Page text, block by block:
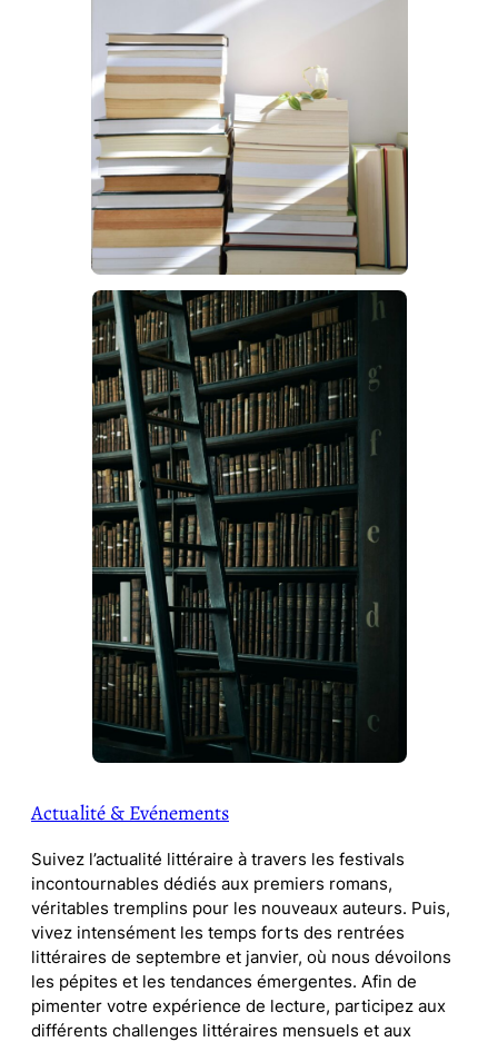
Actualité & Evénements
Suivez l’actualité littéraire à travers les festivals
incontournables dédiés aux premiers romans,
véritables tremplins pour les nouveaux auteurs. Puis,
vivez intensément les temps forts des rentrées
littéraires de septembre et janvier, où nous dévoilons
les pépites et les tendances émergentes. Afin de
pimenter votre expérience de lecture, participez aux
différents challenges littéraires mensuels et aux